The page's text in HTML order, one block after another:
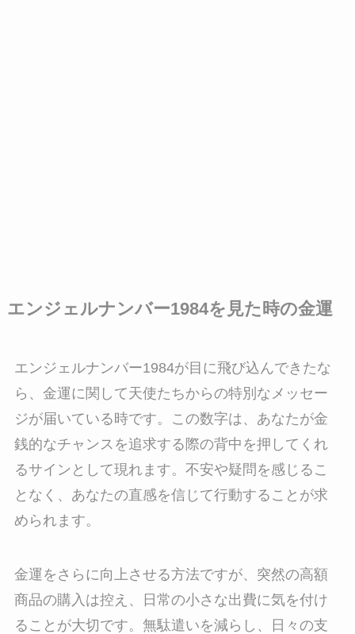
エンジェルナンバー1984を見た時の金運
エンジェルナンバー1984が目に飛び込んできたな
ら、金運に関して天使たちからの特別なメッセー
ジが届いている時です。この数字は、あなたが金
銭的なチャンスを追求する際の背中を押してくれ
るサインとして現れます。不安や疑問を感じるこ
となく、あなたの直感を信じて行動することが求
められます。
金運をさらに向上させる方法ですが、突然の高額
商品の購入は控え、日常の小さな出費に気を付け
ることが大切です。無駄遣いを減らし、日々の支